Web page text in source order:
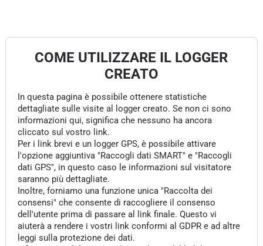
COME UTILIZZARE IL LOGGER
CREATO
In questa pagina è possibile ottenere statistiche
dettagliate sulle visite al logger creato. Se non ci sono
informazioni qui, significa che nessuno ha ancora
cliccato sul vostro link.
Per i link brevi e un logger GPS, è possibile attivare
l'opzione aggiuntiva "Raccogli dati SMART" e "Raccogli
dati GPS", in questo caso le informazioni sul visitatore
saranno più dettagliate.
Inoltre, forniamo una funzione unica "Raccolta dei
consensi" che consente di raccogliere il consenso
dell'utente prima di passare al link finale. Questo vi
aiuterà a rendere i vostri link conformi al GDPR e ad altre
leggi sulla protezione dei dati.